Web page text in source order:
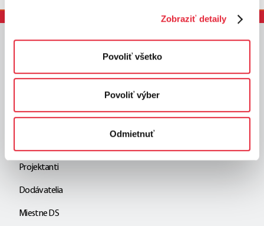
Zobraziť detaily
Povoliť všetko
Povoliť výber
Odmietnuť
Domácnosti
Výrobcovia
Projektanti
Dodávatelia
Miestne DS